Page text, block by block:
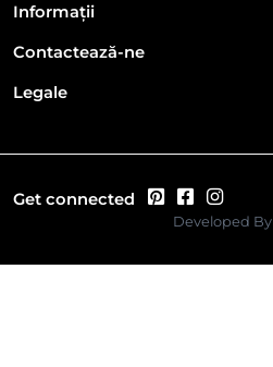
Informații
Contactează-ne
Legale
Get connected
Developed By